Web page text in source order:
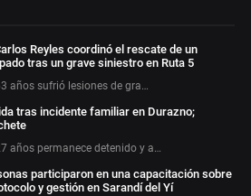
Reyles coordinó el rescate de un
tras un grave siniestro en Ruta 5
años sufrió lesiones de gra…
tras incidente familiar en Durazno;
años permanece detenido y a…
participaron en una capacitación sobre
y gestión en Sarandí del Yí